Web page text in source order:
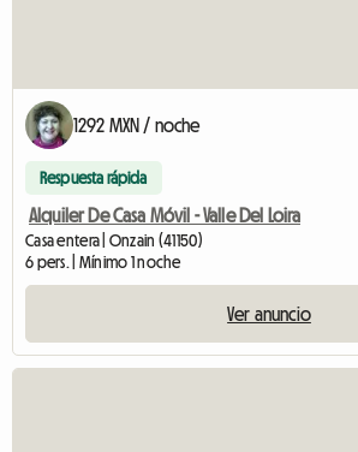
1292 MXN / noche
Respuesta rápida
Alquiler De Casa Móvil - Valle Del Loira
Casa entera | Onzain (41150)
6 pers. | Mínimo 1 noche
Ver anuncio